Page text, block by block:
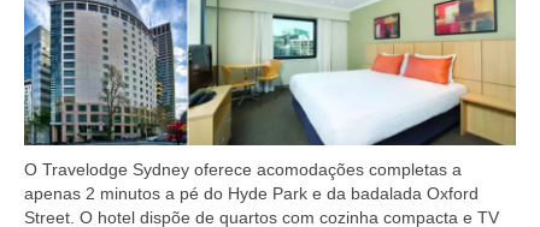
O Travelodge Sydney oferece acomodações completas a
apenas 2 minutos a pé do Hyde Park e da badalada Oxford
Street. O hotel dispõe de quartos com cozinha compacta e TV